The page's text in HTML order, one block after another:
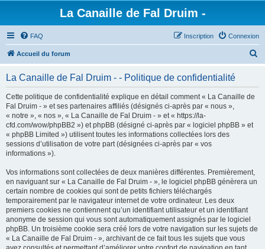
La Canaille de Fal Druim -
FAQ Connexion
Inscription
Accueil du forum
La Canaille de Fal Druim - - Politique de confidentialité
Cette politique de confidentialité explique en détail comment « La Canaille de
Fal Druim - » et ses partenaires affiliés (désignés ci-après par « nous »,
« notre », « nos », « La Canaille de Fal Druim - » et « https://la-
cfd.com/wow/phpBB2 ») et phpBB (désigné ci-après par « logiciel phpBB » et
« phpBB Limited ») utilisent toutes les informations collectées lors des
sessions d’utilisation de votre part (désignées ci-après par « vos
informations »).
Vos informations sont collectées de deux manières différentes. Premièrement,
en naviguant sur « La Canaille de Fal Druim - », le logiciel phpBB génèrera un
certain nombre de cookies qui sont de petits fichiers téléchargés
temporairement par le navigateur internet de votre ordinateur. Les deux
premiers cookies ne contiennent qu’un identifiant utilisateur et un identifiant
anonyme de session qui vous sont automatiquement assignés par le logiciel
phpBB. Un troisième cookie sera créé lors de votre navigation sur les sujets de
« La Canaille de Fal Druim - », archivant de ce fait tous les sujets que vous